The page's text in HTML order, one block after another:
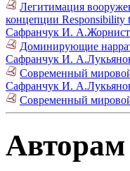
Легитимация
концепции Responsibility
Сафранчук И. А.
Доминирующие
Сафранчук И. А.
Современный
Сафранчук И. А.
Современный
Авторам